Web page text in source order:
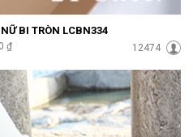
BI TRÒN LCBN334
₫ 12474